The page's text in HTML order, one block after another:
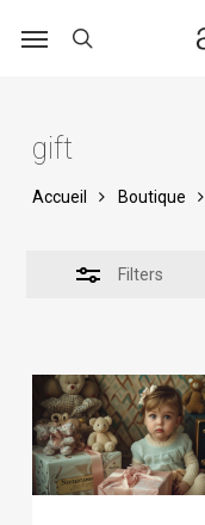
gift
Accueil Boutique
Filters